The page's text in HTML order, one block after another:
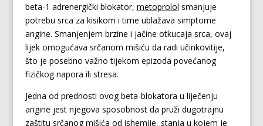
beta-1 adrenergički blokator, metoprolol smanjuje
potrebu srca za kisikom i time ublažava simptome
angine. Smanjenjem brzine i jačine otkucaja srca, ovaj
lijek omogućava srčanom mišiću da radi učinkovitije,
što je posebno važno tijekom epizoda povećanog
fizičkog napora ili stresa.
Jedna od prednosti ovog beta-blokatora u liječenju
angine jest njegova sposobnost da pruži dugotrajnu
zaštitu srčanog mišića od ishemije, stanja u kojem je